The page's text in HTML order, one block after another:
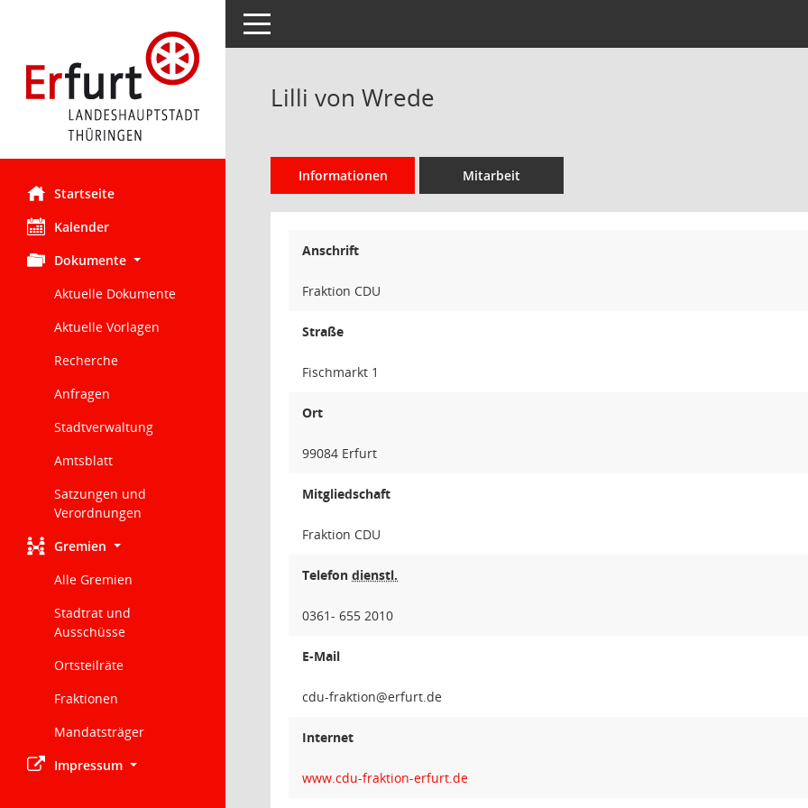
Startseite
Kalender
Dokumente
Aktuelle Dokumente
Aktuelle Vorlagen
Recherche
Anfragen
Stadtverwaltung
Amtsblatt
Satzungen und
Verordnungen
Gremien
Alle Gremien
Stadtrat und
Ausschüsse
Ortsteilräte
Fraktionen
Mandatsträger
Impressum
Toggle navigation
Lilli von Wrede
Informationen Mitarbeit
Anschrift
Fraktion CDU
Straße
Fischmarkt 1
Ort
99084 Erfurt
Mitgliedschaft
Fraktion CDU
Telefon dienstl.
0361- 655 2010
E-Mail
noitka
Internet
www.cdu-fraktion-erfurt.de